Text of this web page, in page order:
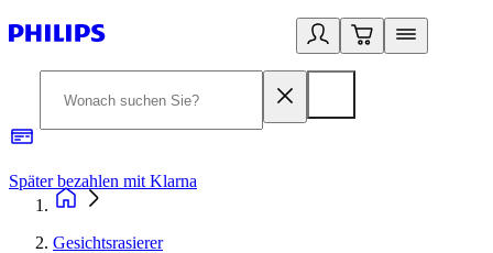
Später bezahlen mit Klarna
Gesichtsrasierer